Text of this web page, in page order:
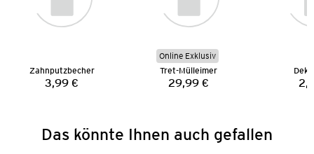
Zahnputzbecher
Preis:
3,99 €
Online Exklusiv
Tret-Mülleimer
Preis:
29,99 €
Das könnte Ihnen auch gefallen